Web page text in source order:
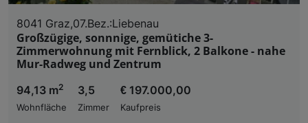
8041 Graz,07.Bez.:Liebenau
Großzügige, sonnnige, gemütiche 3-
Zimmerwohnung mit Fernblick, 2 Balkone - nahe
Mur-Radweg und Zentrum
94,13 m2
Wohnfläche
3,5
Zimmer
€ 197.000,00
Kaufpreis